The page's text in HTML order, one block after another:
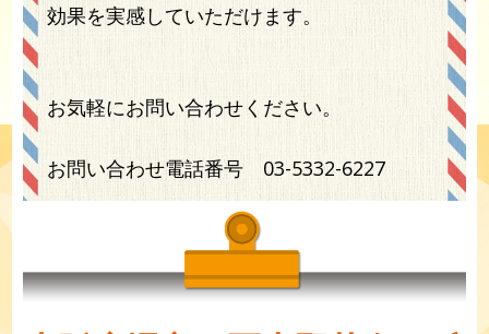
効果を実感していただけます。
お気軽にお問い合わせください。
お問い合わせ電話番号 03-5332-6227